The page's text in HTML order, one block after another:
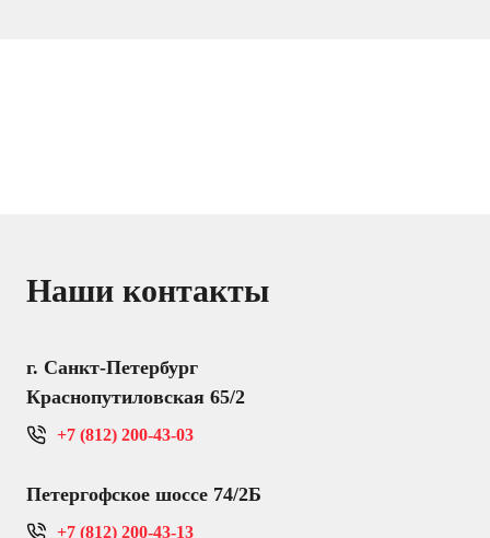
Наши контакты
г. Санкт-Петербург
Краснопутиловская 65/2
+7 (812) 200-43-03
Петергофское шоссе 74/2Б
+7 (812) 200-43-13